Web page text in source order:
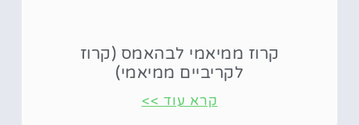
קרוז ממיאמי לבהאמס (קרוז
לקריביים ממיאמי)
קרא עוד >>